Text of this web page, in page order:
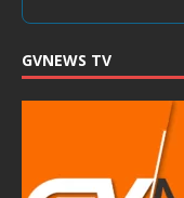
GVNEWS TV